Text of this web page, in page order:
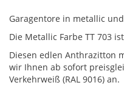
Garagentore in metallic
Die Metallic Farbe TT 703
Diesen edlen Anthrazitton
wir Ihnen ab sofort
Verkehrweiß (RAL 9016) an.